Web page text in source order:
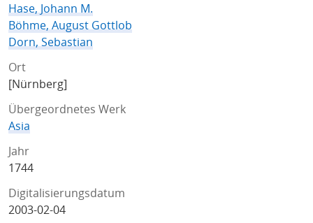
Hase, Johann M.
Böhme, August Gottlob
Dorn, Sebastian
Ort
[Nürnberg]
Übergeordnetes Werk
Asia
Jahr
1744
Digitalisierungsdatum
2003-02-04